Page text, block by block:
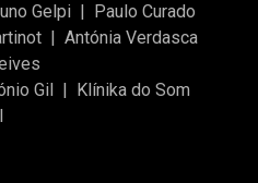
Gelpi | Paulo Curado
| Antónia Verdasca
Gil | Klínika do Som